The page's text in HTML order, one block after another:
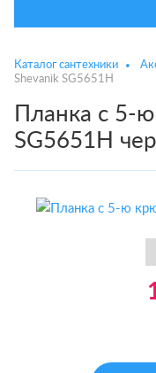
Каталог сантехники
Shevanik SG5651H
Планка с 5-
SG5651H